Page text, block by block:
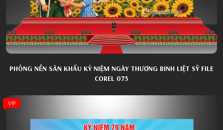
PHÔNG NỀN SÂN KHẤU KỶ NIỆM NGÀY THƯƠNG BINH LIỆT SỸ FILE
COREL 075
VIP